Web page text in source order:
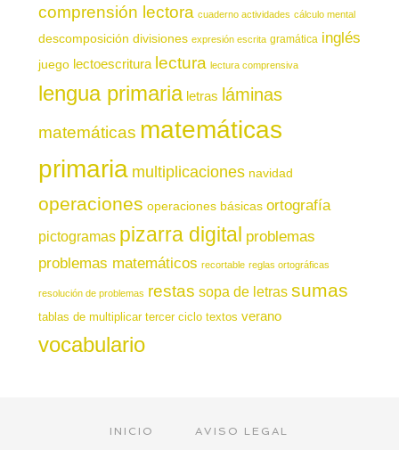
comprensión lectora cuaderno actividades cálculo mental
descomposición divisiones expresión escrita gramática inglés
juego lectoescritura lectura lectura comprensiva
lengua primaria letras láminas
matemáticas matemáticas
primaria multiplicaciones navidad
operaciones operaciones básicas ortografía
pictogramas pizarra digital problemas
problemas matemáticos recortable reglas ortográficas
resolución de problemas restas sopa de letras sumas
tablas de multiplicar tercer ciclo textos verano
vocabulario
INICIO
AVISO LEGAL